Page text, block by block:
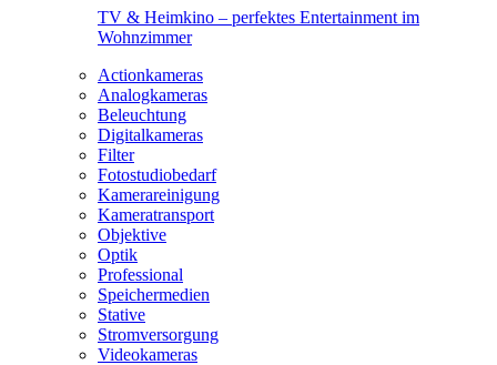
TV & Heimkino – perfektes Entertainment im
Wohnzimmer
Actionkameras
Analogkameras
Beleuchtung
Digitalkameras
Filter
Fotostudiobedarf
Kamerareinigung
Kameratransport
Objektive
Optik
Professional
Speichermedien
Stative
Stromversorgung
Videokameras